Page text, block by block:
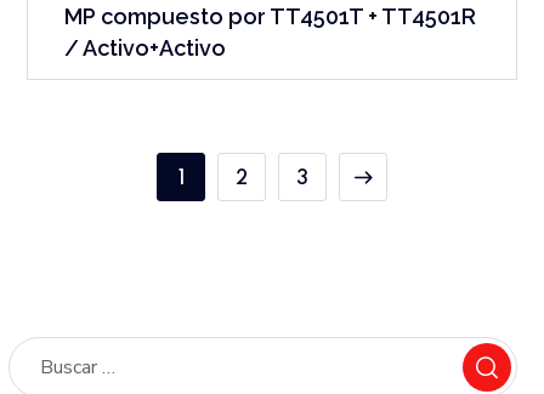
MP compuesto por TT4501T + TT4501R
/ Activo+Activo
2 3